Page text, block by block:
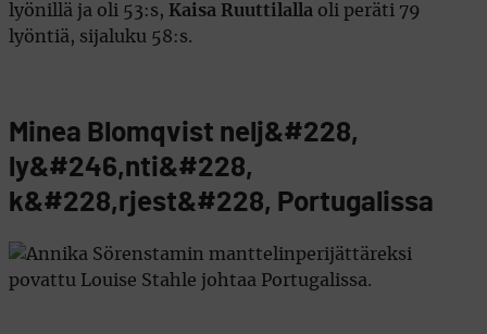
lyönillä ja oli 53:s, Kaisa Ruuttilalla oli peräti 79
lyöntiä, sijaluku 58:s.
Minea Blomqvist nelj&#228,
ly&#246,nti&#228,
k&#228,rjest&#228, Portugalissa